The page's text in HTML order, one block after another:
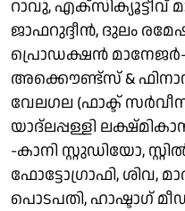
റാവു, എക്സിക്യൂട്ടീവ്
ജാഫറുദ്ദീൻ, ദുലം
പ്രൊഡക്ഷൻ
അക്കൌണ്ട്സ് &
വേലഗല (ഫാക്ട്
യാദ്ലപ്പള്ളി
-കാനി സ്റ്റുഡിയോ,
ഫോട്ടോഗ്രാഫി, ശിവ,
പൊടപതി, ഹാഷ്ടാഗ്